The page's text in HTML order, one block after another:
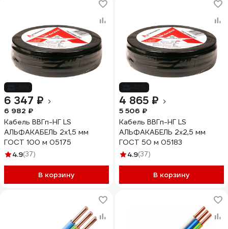
6 347 ₽
6 982 ₽
Кабель ВВГп-НГ LS
АЛЬФАКАБЕЛЬ 2х1,5 мм
ГОСТ 100 м 05175
4.9(37)
В корзину
4 865 ₽
5 506 ₽
Кабель ВВГп-НГ LS
АЛЬФАКАБЕЛЬ 2х2,5 мм
ГОСТ 50 м 05183
4.9(37)
В корзину